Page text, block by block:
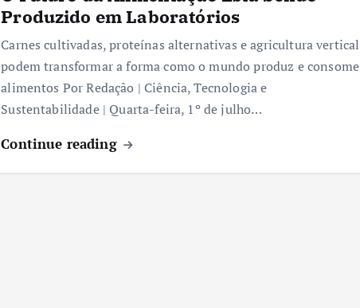
Produzido em Laboratórios
Carnes cultivadas, proteínas alternativas e agricultura vertical
podem transformar a forma como o mundo produz e consome
alimentos Por Redação | Ciência, Tecnologia e
Sustentabilidade | Quarta-feira, 1º de julho…
Continue reading